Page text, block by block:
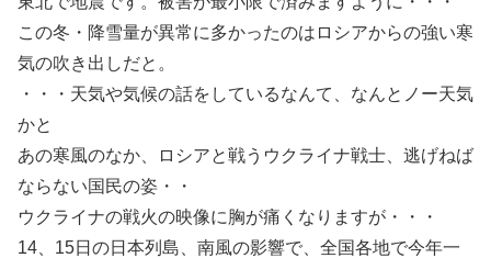
この冬・降雪量が異常に多かったのはロシアからの強い寒
気の吹き出しだと。
・・・天気や気候の話をしているなんて、なんとノー天気
かと
あの寒風のなか、ロシアと戦うウクライナ戦士、逃げねば
ならない国民の姿・・
ウクライナの戦火の映像に胸が痛くなりますが・・・
14、15日の日本列島、南風の影響で、全国各地で今年一